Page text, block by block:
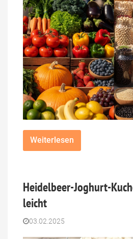
Weiterlesen
Heidelbeer-Joghurt-
leicht
03.02.2025